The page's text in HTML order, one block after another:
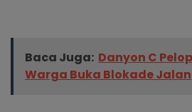
Baca Juga: Danyon C
Warga Buka Blokade Jalan